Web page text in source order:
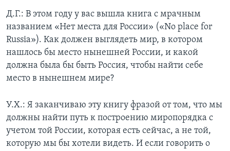
Д.Г.: В этом году у вас вышла книга с мрачным
названием «Нет места для России» («No place for
Russia»). Как должен выглядеть мир, в котором
нашлось бы место нынешней России, и какой
должна была бы быть Россия, чтобы найти себе
место в нынешнем мире?
У.Х.: Я заканчиваю эту книгу фразой от том, что мы
должны найти путь к построению миропорядка с
учетом той России, которая есть сейчас, а не той,
которую мы бы хотели видеть. И если говорить о